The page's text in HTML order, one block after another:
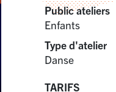
Public ateliers
Enfants
Type d'atelier
Danse
TARIFS